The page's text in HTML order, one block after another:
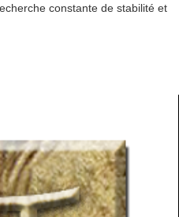
constante de stabilité et